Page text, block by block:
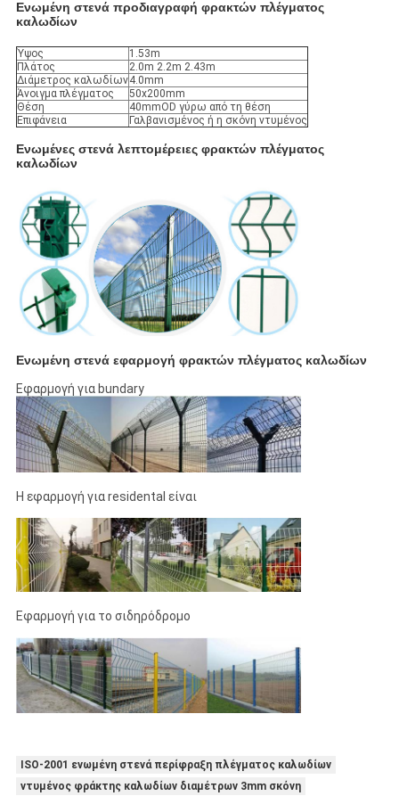
Ενωμένη στενά προδιαγραφή φρακτών πλέγματος
καλωδίων
Ύψος
1.53m
Πλάτος
2.0m 2.2m 2.43m
Διάμετρος καλωδίων4.0mm
Άνοιγμα πλέγματος
50x200mm
Θέση
40mmOD γύρω από τη θέση
Επιφάνεια
Γαλβανισμένος ή η σκόνη ντυμένος
Ενωμένες στενά λεπτομέρειες φρακτών πλέγματος
καλωδίων
Ενωμένη στενά εφαρμογή φρακτών πλέγματος καλωδίων
Εφαρμογή για bundary
Η εφαρμογή για residental είναι
Εφαρμογή για το σιδηρόδρομο
ISO-2001 ενωμένη στενά περίφραξη πλέγματος καλωδίων
ντυμένος φράκτης καλωδίων διαμέτρων 3mm σκόνη